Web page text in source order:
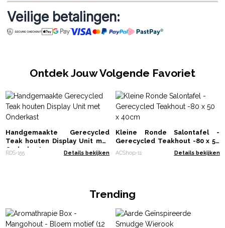
Veilige betalingen:
Ontdek Jouw Volgende Favoriet
Handgemaakte Gerecycled
Teak houten Display Unit met
Onderkast
RDS-155 Details bekijken
Kleine Ronde Salontafel -
Gerecycled Teakhout -80 x 50
x 40cm
ACShop-11 Details bekijken
Trending